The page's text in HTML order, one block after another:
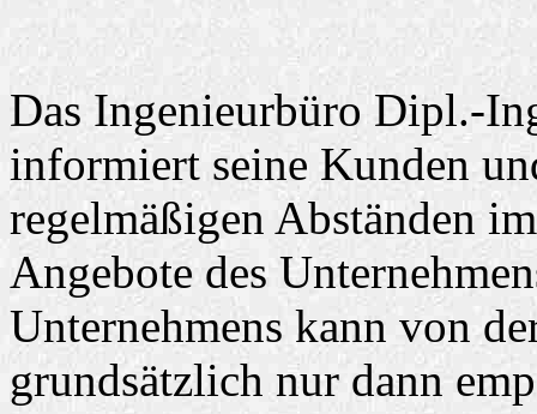
Das Ingenieurbüro Dipl.-
informiert seine Kunden
regelmäßigen Abständen
Angebote des
Unternehmens kann von
grundsätzlich nur dann